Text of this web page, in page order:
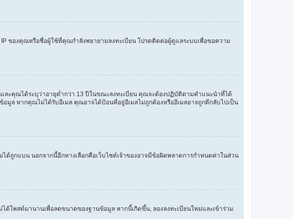
ของคุณหรือชื่อผู้ใช้ที่คุณกำลังพยายามลงทะเบียน โปรดติดต่อผู้ดูแลระบบเพื่อขอความ
และคุณได้ระบุว่าอายุต่ำกว่า 13 ปีในขณะลงทะเบียน คุณจะต้องปฏิบัติตามคำแนะนำที่ได้
มูล หากคุณไม่ได้รับอีเมล คุณอาจได้ป้อนที่อยู่อีเมลไม่ถูกต้องหรืออีเมลอาจถูกตีกลับไปเป็น
ถูกแบน นอกจากนี้อีกทางเลือกคือเว็บไซต์เจ้าของอาจมีข้อผิดพลาดการกำหนดค่าในส่วน
ด้โพสต์มานานเพื่อลดขนาดของฐานข้อมูล หากนี้เกิดขึ้น, ลองลงทะเบียนใหม่และเข้าร่วม